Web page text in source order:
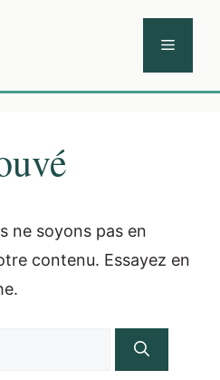
Menu
ne soyons pas en
contenu. Essayez en